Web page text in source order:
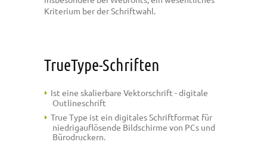
Kriterium ber der Schriftwahl.
TrueType-Schriften
Ist eine skalierbare Vektorschrift - digitale
Outlineschrift
True Type ist ein digitales Schriftformat für
niedrigauflösende Bildschirme von PCs und
Bürodruckern.